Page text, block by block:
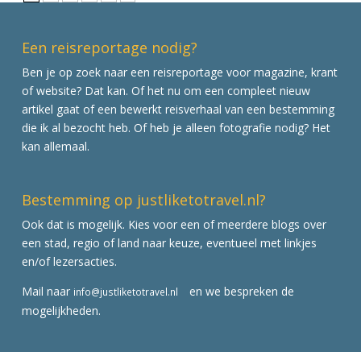
Een reisreportage nodig?
Ben je op zoek naar een reisreportage voor magazine, krant
of website? Dat kan. Of het nu om een compleet nieuw
artikel gaat of een bewerkt reisverhaal van een bestemming
die ik al bezocht heb. Of heb je alleen fotografie nodig? Het
kan allemaal.
Bestemming op justliketotravel.nl?
Ook dat is mogelijk. Kies voor een of meerdere blogs over
een stad, regio of land naar keuze, eventueel met linkjes
en/of lezersacties.
Mail naar info@justliketotravel.nl
en we bespreken de
mogelijkheden.